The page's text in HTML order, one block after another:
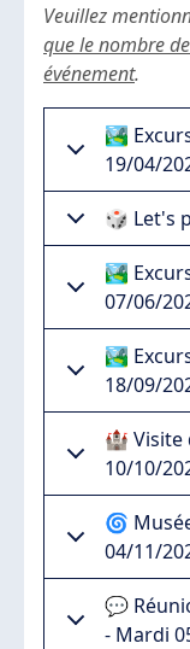
Veuillez
que le nombre
événement.
🏞️
19/04/
🎲 Let's
🏞️
07/06/
🏞️
18/09/
🏰 Visite
10/10/
🌀
04/11/
💬
- Mardi